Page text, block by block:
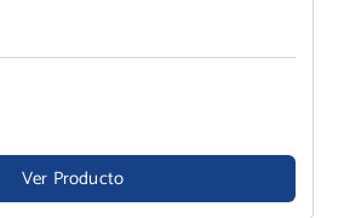
Ver Producto